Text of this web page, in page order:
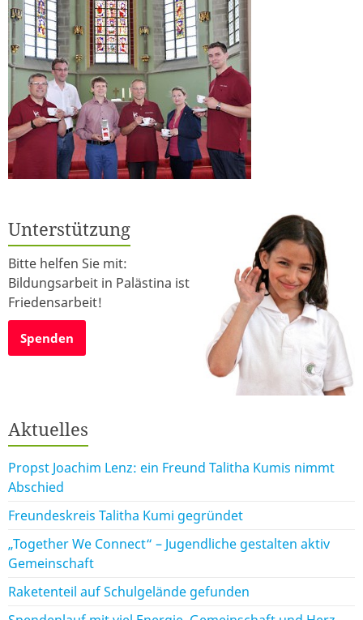
Unterstützung
Bitte helfen Sie mit:
Bildungsarbeit in Palästina ist
Friedensarbeit!
Spenden
Aktuelles
Propst Joachim Lenz: ein Freund Talitha Kumis nimmt
Abschied
Freundeskreis Talitha Kumi gegründet
„Together We Connect“ – Jugendliche gestalten aktiv
Gemeinschaft
Raketenteil auf Schulgelände gefunden